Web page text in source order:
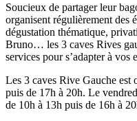
Soucieux de partager leur
organisent régulièrement des
dégustation thématique,
Bruno… les 3 caves Rives
services pour s’adapter à vos
Les 3 caves Rive Gauche est
puis de 17h à 20h. Le
de 10h à 13h puis de 16h à